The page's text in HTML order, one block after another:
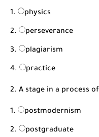
physics
perseverance
plagiarism
practice
2. A stage in a process
postmodernism
postgraduate